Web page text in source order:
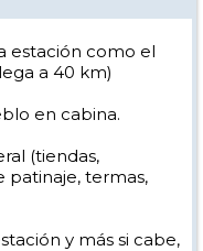
estación como el
a 40 km)
en cabina.
(tiendas,
patinaje, termas,
y más si cabe,